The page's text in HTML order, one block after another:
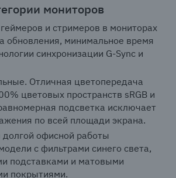
мониторов
и стримеров в мониторах
обновления, минимальное время
синхронизации G-Sync и
Отличная цветопередача
цветовых пространств sRGB и
подсветка исключает
по всей площади экрана.
офисной работы
с фильтрами синего света,
подставками и матовыми
покрытиями.